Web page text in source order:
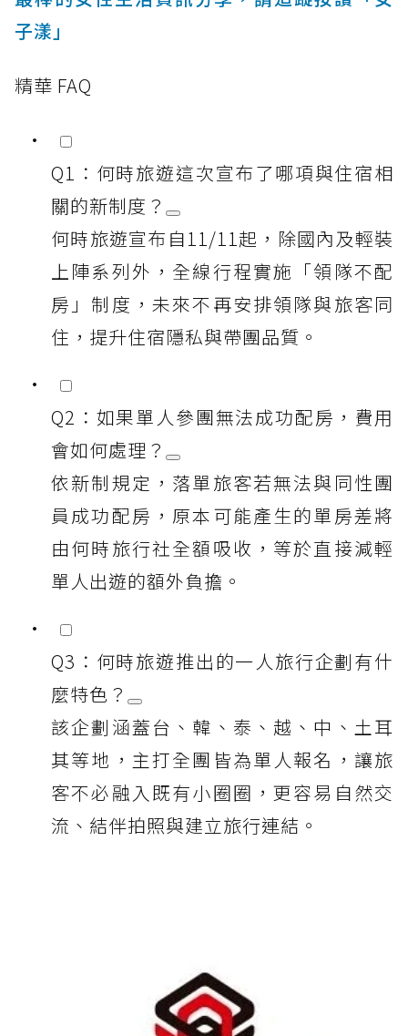
子漾」
精華 FAQ
Q1：何時旅遊這次宣布了哪項與住宿相
關的新制度？
何時旅遊宣布自11/11起，除國內及輕裝
上陣系列外，全線行程實施「領隊不配
房」制度，未來不再安排領隊與旅客同
住，提升住宿隱私與帶團品質。
Q2：如果單人參團無法成功配房，費用
會如何處理？
依新制規定，落單旅客若無法與同性團
員成功配房，原本可能產生的單房差將
由何時旅行社全額吸收，等於直接減輕
單人出遊的額外負擔。
Q3：何時旅遊推出的一人旅行企劃有什
麼特色？
該企劃涵蓋台、韓、泰、越、中、土耳
其等地，主打全團皆為單人報名，讓旅
客不必融入既有小圈圈，更容易自然交
流、結伴拍照與建立旅行連結。